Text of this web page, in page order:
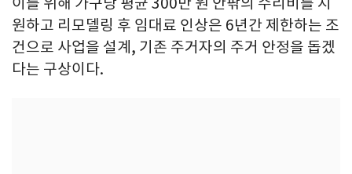
원하고 리모델링 후 임대료 인상은 6년간 제한하는 조
건으로 사업을 설계, 기존 주거자의 주거 안정을 돕겠
다는 구상이다.